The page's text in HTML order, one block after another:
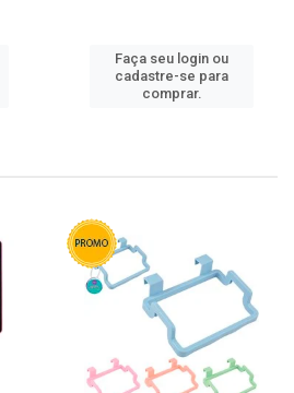
Faça seu login ou
cadastre-se para
comprar.